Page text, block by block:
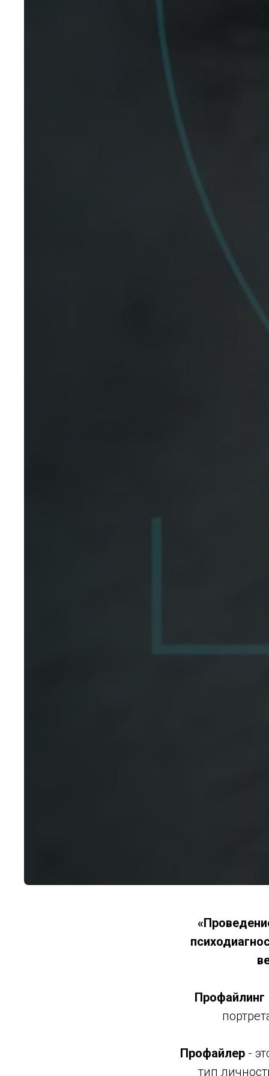
Профайлинг
Профайлер -
тип